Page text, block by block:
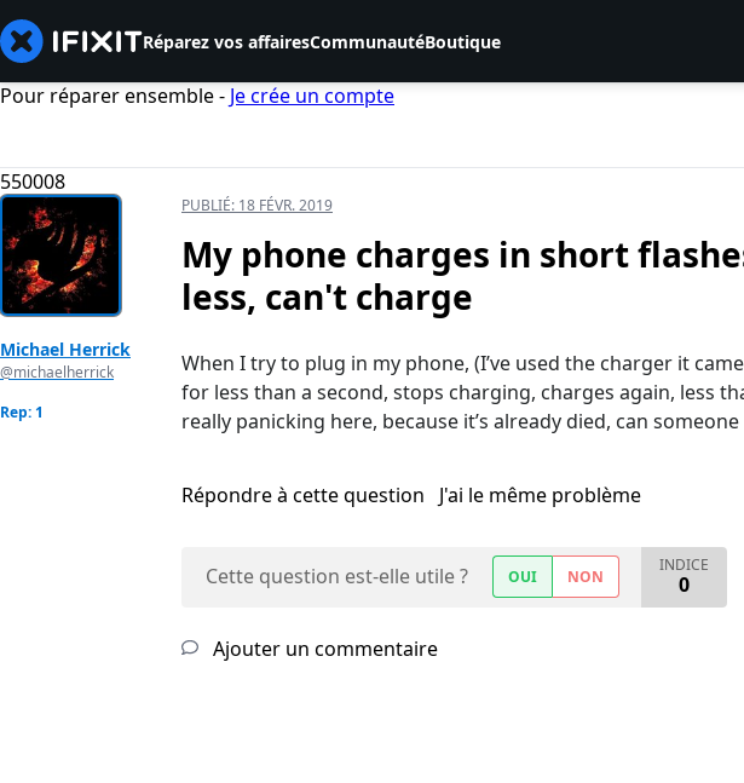
Réparez vos affairesCommunautéBoutique
Pour réparer ensemble - Je crée un compte
550008
Michael Herrick
@michaelherrick
Rep: 1
PUBLIÉ: 18 FÉVR. 2019
My phone charges in short
less, can't charge
When I try to plug in my phone, (I’ve used the charger it
for less than a second, stops charging, charges again, less
really panicking here, because it’s already died, can someone
Répondre à cette question J'ai le même problème
Cette question est-elle utile ? OUI NON
INDICE
0
Ajouter un commentaire